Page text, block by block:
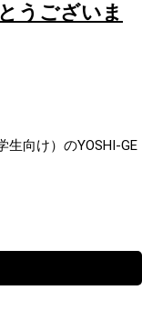
うございま
向け）のYOSHI-GE